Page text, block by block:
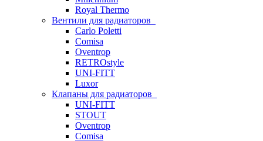
Royal Thermo
Вентили для радиаторов
Carlo Poletti
Comisa
Oventrop
RETROstyle
UNI-FITT
Luxor
Клапаны для радиаторов
UNI-FITT
STOUT
Oventrop
Comisa